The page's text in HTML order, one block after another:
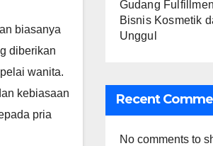
biasanya
diberikan
wanita.
kebiasaan
pria
Gudang
Bisnis Kosmetik
Unggul
Recent
No comments to